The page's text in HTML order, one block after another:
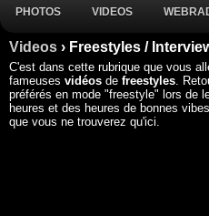
PHOTOS VIDEOS
Videos › Freestyles /
C'est dans cette rubrique que vous
fameuses vidéos de freestyles.
préférés en mode "freestyle" lors de
heures et des heures de bonnes
que vous ne trouverez qu'ici.